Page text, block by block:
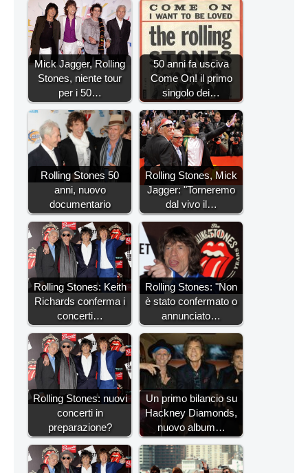
Mick Jagger, Rolling
Stones, niente tour
per i 50…
50 anni fa usciva
Come On! il primo
singolo dei…
Rolling Stones 50
anni, nuovo
documentario
Rolling Stones, Mick
Jagger: "Torneremo
dal vivo il…
Rolling Stones: Keith
Richards conferma i
concerti…
Rolling Stones: "Non
è stato confermato o
annunciato…
Rolling Stones: nuovi
concerti in
preparazione?
Un primo bilancio su
Hackney Diamonds,
nuovo album…